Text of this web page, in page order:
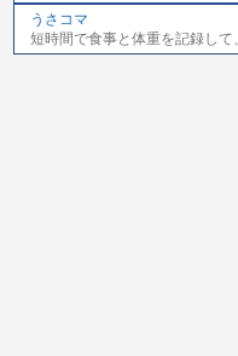
うさコマ
短時間で食事と体重を記録し